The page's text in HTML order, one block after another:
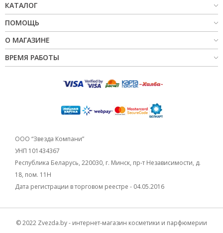
НОВИНКИ
СЕРВИСЫ
КАТАЛОГ
ПОМОЩЬ
О МАГАЗИНЕ
ВРЕМЯ РАБОТЫ
ООО “Звезда Компани”
УНП 101434367
Республика Беларусь, 220030, г. Минск, пр-т Независимости, д.
18, пом. 11Н
Дата регистрации в торговом реестре - 04.05.2016
© 2022 Zvezda.by - интернет-магазин косметики и парфюмерии